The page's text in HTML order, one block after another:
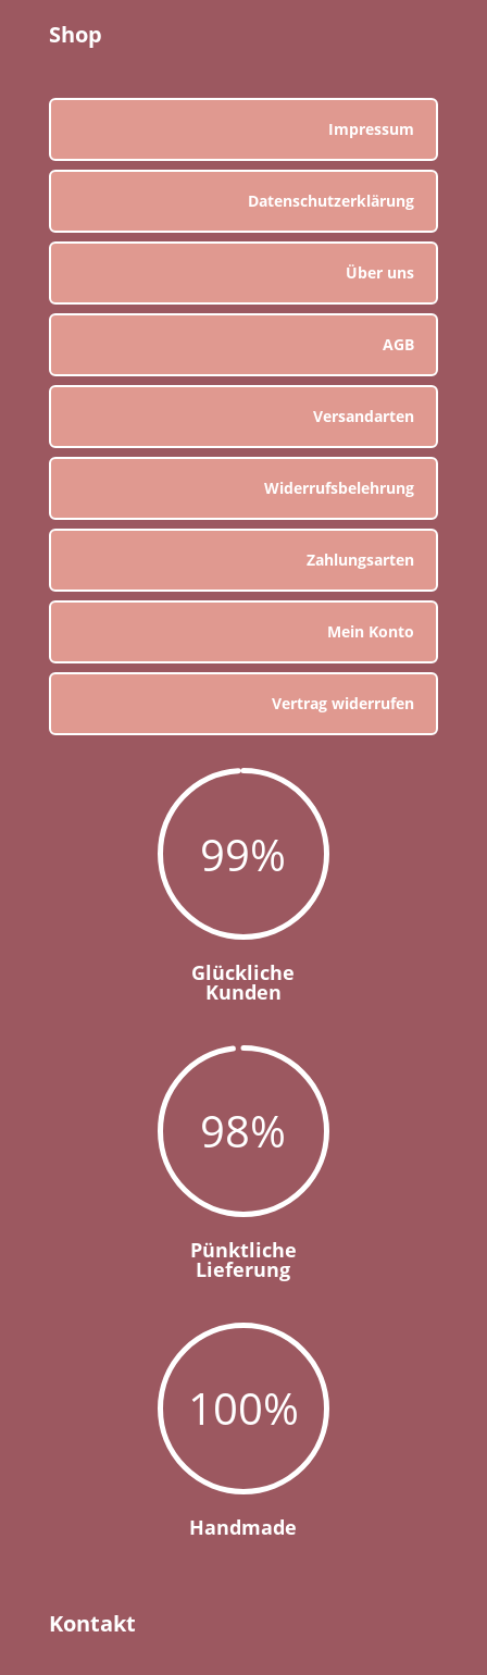
Shop
Impressum
Datenschutzerklärung
Über uns
AGB
Versandarten
Widerrufsbelehrung
Zahlungsarten
Mein Konto
Vertrag widerrufen
99%
Glückliche
Kunden
98%
Pünktliche
Lieferung
100%
Handmade
Kontakt